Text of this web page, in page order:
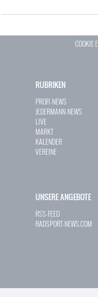
COOKIE
RUBRIKEN
PROFI-NEWS
JEDERMANN-NEWS
LIVE
MARKT
KALENDER
VEREINE
UNSERE ANGEBOTE
RSS-FEED
RADSPORT-NEWS.COM